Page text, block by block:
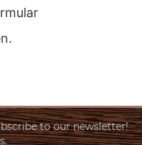
to our newsletter!